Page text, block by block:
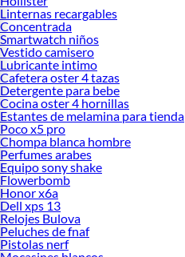
Linternas recargables
Concentrada
Smartwatch niños
Vestido camisero
Lubricante intimo
Cafetera oster 4 tazas
Detergente para bebe
Cocina oster 4 hornillas
Estantes de melamina para tienda
Poco x5 pro
Chompa blanca hombre
Perfumes arabes
Equipo sony shake
Flowerbomb
Honor x6a
Dell xps 13
Relojes Bulova
Peluches de fnaf
Pistolas nerf